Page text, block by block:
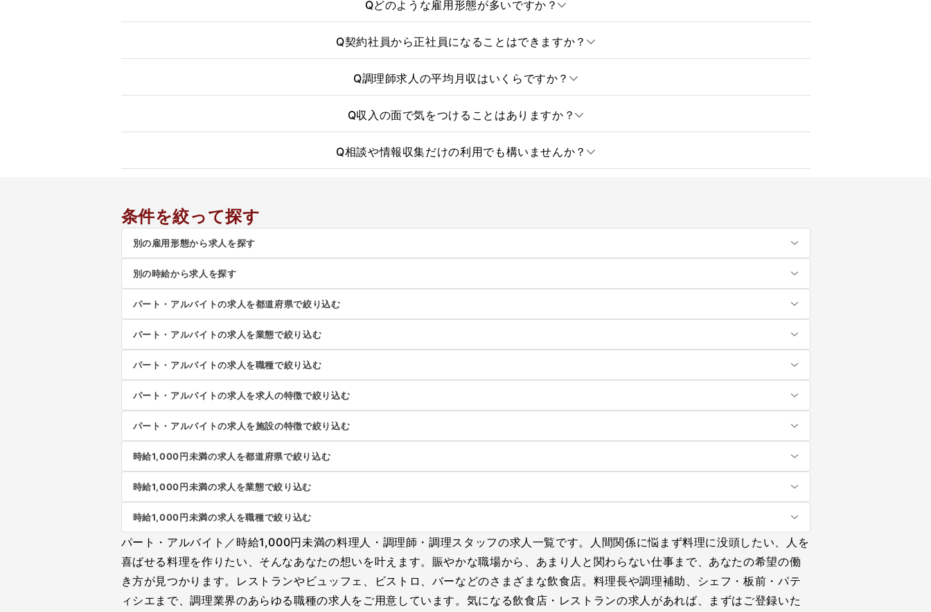
Qどのような雇用形態が多いですか？
Q契約社員から正社員になることはできますか？
Q調理師求人の平均月収はいくらですか？
Q収入の面で気をつけることはありますか？
Q相談や情報収集だけの利用でも構いませんか？
条件を絞って探す
別の雇用形態から求人を探す
別の時給から求人を探す
パート・アルバイトの求人を都道府県で絞り込む
パート・アルバイトの求人を業態で絞り込む
パート・アルバイトの求人を職種で絞り込む
パート・アルバイトの求人を求人の特徴で絞り込む
パート・アルバイトの求人を施設の特徴で絞り込む
時給1,000円未満の求人を都道府県で絞り込む
時給1,000円未満の求人を業態で絞り込む
時給1,000円未満の求人を職種で絞り込む
パート・アルバイト／時給1,000円未満の料理人・調理師・調理スタッフの求人一覧です。人間関係に悩まず料理に没頭したい、人を
喜ばせる料理を作りたい、そんなあなたの想いを叶えます。賑やかな職場から、あまり人と関わらない仕事まで、あなたの希望の働
き方が見つかります。レストランやビュッフェ、ビストロ、バーなどのさまざまな飲食店。料理長や調理補助、シェフ・板前・パテ
ィシエまで、調理業界のあらゆる職種の求人をご用意しています。気になる飲食店・レストランの求人があれば、まずはご登録いた